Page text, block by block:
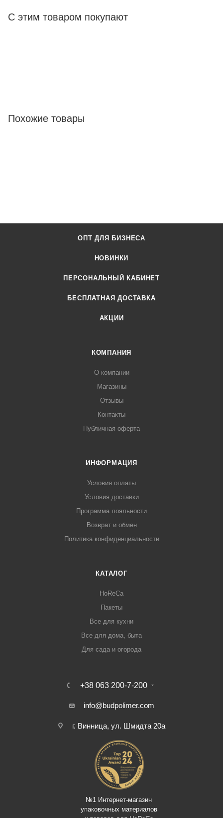
С этим товаром покупают
Похожие товары
ОПТ ДЛЯ БИЗНЕСА
НОВИНКИ
ПЕРСОНАЛЬНЫЙ КАБИНЕТ
БЕСПЛАТНАЯ ДОСТАВКА
АКЦИИ
КОМПАНИЯ
О компании
Магазины
Отзывы
Контакты
Публичная оферта
ИНФОРМАЦИЯ
Условия оплаты
Условия доставки
Программа лояльности
Возврат и обмен
Политика конфиденциальности
КАТАЛОГ
HoReCa
Пакеты
Все для кухни
Все для дома, быта
Для сада и огорода
+38 063 200-7-200
info@budpolimer.com
г. Винница, ул. Шмидта 20а
№1 Интернет-магазин
упаковочных материалов